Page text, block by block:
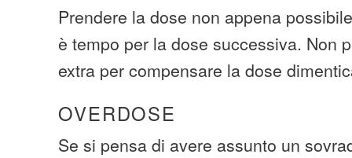
Prendere la dose non appena
è tempo per la dose successiva. Non
extra per compensare la dose
OVERDOSE
Se si pensa di avere assunto un